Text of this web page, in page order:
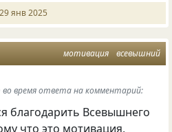
29 янв 2025
мотивация всевышний
время ответа на комментарий:
благодарить Всевышнего
что это мотивация,